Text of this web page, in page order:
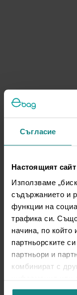
Съгласие
Настоящият
Използваме
съдържанието и
функции на
трафика си.
начина, по който
партньорските
партньори и
комбинират с
ползването от